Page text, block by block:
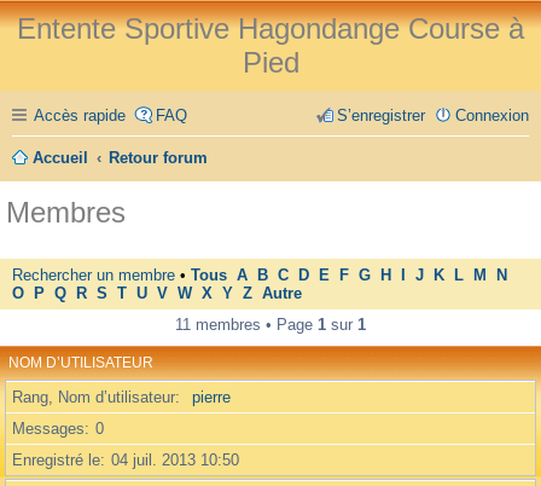
Entente Sportive Hagondange Course à
Pied
Accès rapide FAQ Connexion
S’enregistrer
Accueil Retour forum
Membres
Rechercher un membre • Tous A B C D E F G H J K L M
N
O
P Q R S T U V W X Y Z Autre
11 membres • Page 1 sur 1
NOM D’UTILISATEUR
Rang, Nom d’utilisateur
pierre
Messages
0
Enregistré le 04 juil. 2013 10:50